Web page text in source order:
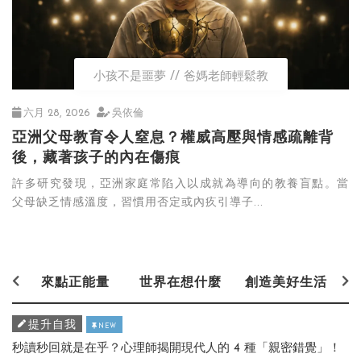
小孩不是噩夢 爸媽老師輕鬆教
六月 28, 2026 吳依倫
亞洲父母教育令人窒息？權威高壓與情感疏離背
後，藏著孩子的內在傷痕
許多研究發現，亞洲家庭常陷入以成就為導向的教養盲點。當
父母缺乏情感溫度，習慣用否定或內疚引導子...
來點正能量 世界在想什麼 創造美好生活
提升自我 NEW
秒讀秒回就是在乎？心理師揭開現代人的 4 種「親密錯覺」！